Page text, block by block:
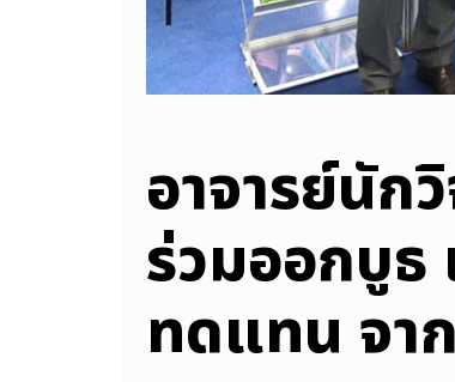
อาจารย์นั
ร่วมออกบู
ทดแทน จา